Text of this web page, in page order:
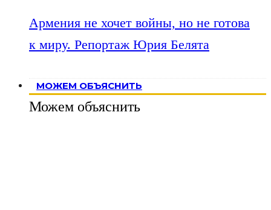
Армения не хочет войны, но не готова
к миру. Репортаж Юрия Белята
МОЖЕМ ОБЪЯСНИТЬ
Можем объяснить